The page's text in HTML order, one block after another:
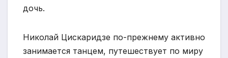
дочь.
Николай Цискаридзе по-прежнему активно
занимается танцем, путешествует по миру